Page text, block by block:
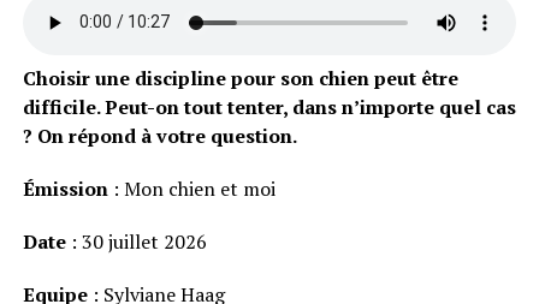
Choisir une discipline pour son chien peut être
difficile. Peut-on tout tenter, dans n’importe quel cas
? On répond à votre question.
Émission: Mon chien et moi
Date: 30 juillet 2026
Equipe: Sylviane Haag